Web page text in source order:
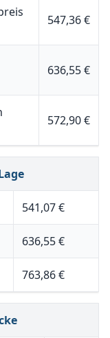
547,36 €
636,55 €
572,90 €
541,07 €
636,55 €
763,86 €